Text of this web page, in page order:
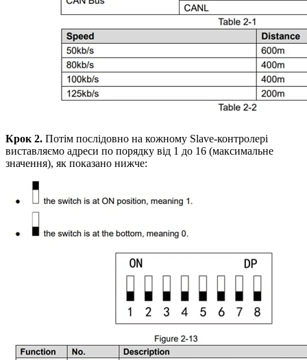
Крок 2. Потім послідовно на кожному Slave-контролері
виставляємо адреси по порядку від 1 до 16 (максимальне
значення), як показано нижче: